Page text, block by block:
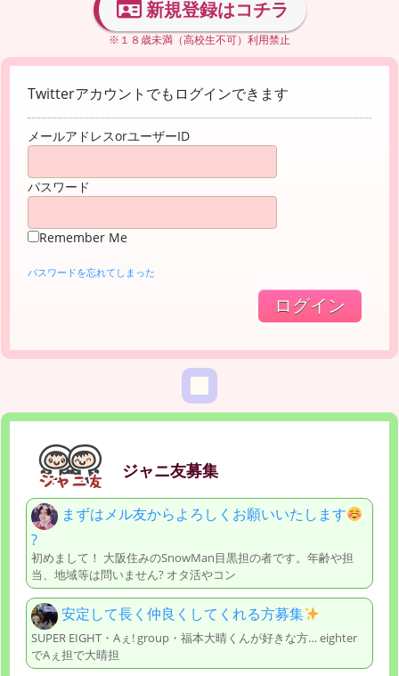
新規登録はコチラ
※１８歳未満（高校生不可）利用禁止
Twitterアカウントでもログインできます
メールアドレスorユーザーID
パスワード
Remember Me
パスワードを忘れてしまった
ジャニ友募集
まずはメル友からよろしくお願いいたします
?
初めまして！ 大阪住みのSnowMan目黒担の者です。年齢や担
当、地域等は問いません? オタ活やコン
安定して長く仲良くしてくれる方募集
SUPER EIGHT・Aぇ! group・福本大晴くんが好きな方… eighter
でAぇ担で大晴担